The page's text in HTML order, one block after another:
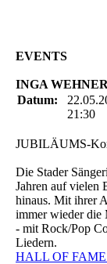
EVENTS
INGA
Datum:
21:30
JUBILÄUMS-
Die Stader
Jahren auf vielen
hinaus. Mit ihrer
immer wieder die
- mit Rock/Pop
Liedern.
HALL OF